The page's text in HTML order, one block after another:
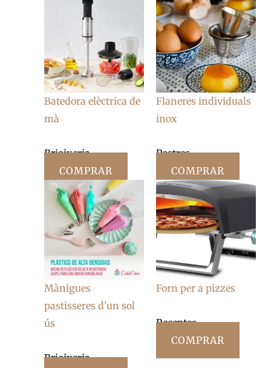
Batedora elèctrica de
mà
Brioixeria
COMPRAR
Flaneres individuals
inox
Postres
COMPRAR
Mànigues
pastisseres d'un sol
ús
Brioixeria
Forn per a pizzes
Receptes
COMPRAR